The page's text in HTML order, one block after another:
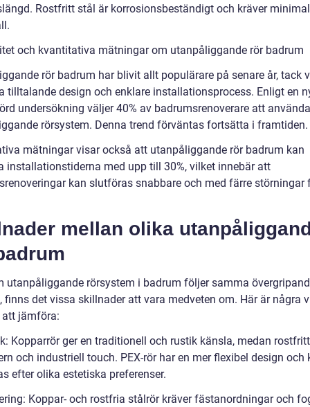
Rostfritt stål är korrosionsbeständigt och kräver
och kvantitativa mätningar om utanpåliggande rör badrum
rör badrum har blivit allt populärare på senare år, tack
tilltalande design och enklare installationsprocess. Enligt en
undersökning väljer 40% av badrumsrenoverare att använda
rörsystem. Denna trend förväntas fortsätta i framtiden.
mätningar visar också att utanpåliggande rör badrum kan
installationstiderna med upp till 30%, vilket innebär att
kan slutföras snabbare och med färre störningar
mellan olika
utanpåliggande rörsystem i badrum följer samma
finns det vissa skillnader att vara medveten om. Här är några
jämföra:
Kopparrör ger en traditionell och rustik känsla, medan
och industriell touch. PEX-rör har en mer flexibel design och
efter olika estetiska preferenser.
Koppar- och rostfria stålrör kräver fästanordningar och